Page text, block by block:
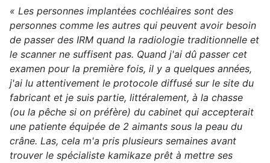
« Les personnes implantées cochléaires sont des
personnes comme les autres qui peuvent avoir besoin
de passer des IRM quand la radiologie traditionnelle et
le scanner ne suffisent pas. Quand j'ai dû passer cet
examen pour la première fois, il y a quelques années,
j'ai lu attentivement le protocole diffusé sur le site du
fabricant et je suis partie, littéralement, à la chasse
(ou la pêche si on préfère) du cabinet qui accepterait
une patiente équipée de 2 aimants sous la peau du
crâne. Las, cela m'a pris plusieurs semaines avant
trouver le spécialiste kamikaze prêt à mettre ses